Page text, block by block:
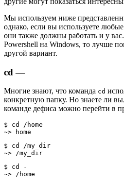
Мы используем ниже
однако, если вы используете
они также должны работать и у
Powershell на Windows, то лучше
другой вариант.
cd —
Многие знают, что команда cd
конкретную папку. Но знаете ли
команде дефиса можно перейти в
$ cd /home
~> home
$ cd /my_dir
~> /my_dir
$ cd -
~> /home